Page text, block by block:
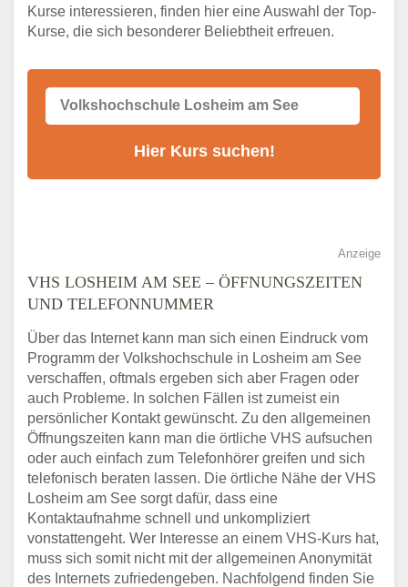
Stellenangebote der Volkshochschule
Losheim am See
Alternativen zum VHS Programm 2026 in
Kurse interessieren, finden hier eine Auswahl der Top-
Kurse, die sich besonderer Beliebtheit erfreuen.
Anzeige
VHS LOSHEIM AM SEE – ÖFFNUNGSZEITEN
UND TELEFONNUMMER
Über das Internet kann man sich einen Eindruck vom
Programm der Volkshochschule in Losheim am See
verschaffen, oftmals ergeben sich aber Fragen oder
auch Probleme. In solchen Fällen ist zumeist ein
persönlicher Kontakt gewünscht. Zu den allgemeinen
Öffnungszeiten kann man die örtliche VHS aufsuchen
oder auch einfach zum Telefonhörer greifen und sich
telefonisch beraten lassen. Die örtliche Nähe der VHS
Losheim am See sorgt dafür, dass eine
Kontaktaufnahme schnell und unkompliziert
vonstattengeht. Wer Interesse an einem VHS-Kurs hat,
muss sich somit nicht mit der allgemeinen Anonymität
des Internets zufriedengeben. Nachfolgend finden Sie